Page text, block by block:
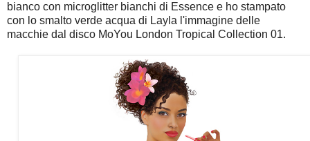
bianco con microglitter bianchi di Essence e ho stampato
con lo smalto verde acqua di Layla l'immagine delle
macchie dal disco MoYou London Tropical Collection 01.